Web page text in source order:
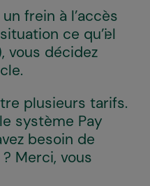
frein à l’accès
ce qu’i·el
vous décidez
plusieurs tarifs.
système Pay
besoin de
Merci, vous